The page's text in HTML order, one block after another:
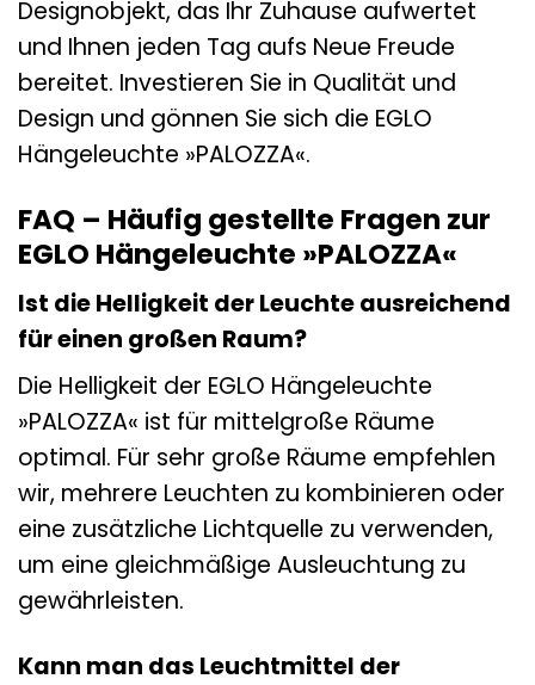
Designobjekt, das Ihr Zuhause aufwertet
und Ihnen jeden Tag aufs Neue Freude
bereitet. Investieren Sie in Qualität und
Design und gönnen Sie sich die EGLO
Hängeleuchte »PALOZZA«.
FAQ – Häufig gestellte Fragen zur
EGLO Hängeleuchte »PALOZZA«
Ist die Helligkeit der Leuchte ausreichend
für einen großen Raum?
Die Helligkeit der EGLO Hängeleuchte
»PALOZZA« ist für mittelgroße Räume
optimal. Für sehr große Räume empfehlen
wir, mehrere Leuchten zu kombinieren oder
eine zusätzliche Lichtquelle zu verwenden,
um eine gleichmäßige Ausleuchtung zu
gewährleisten.
Kann man das Leuchtmittel der